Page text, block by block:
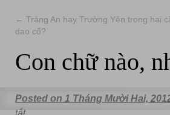
← Tràng An hay Trường Yên trong hai
dao cổ?
Con chữ nào,
Posted on 1 Tháng Mười Hai,
tắt